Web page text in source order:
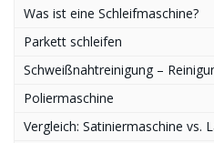
Was ist eine Schleifmaschine?
Parkett schleifen
Schweißnahtreinigung –
Poliermaschine
Vergleich: Satiniermaschine vs.